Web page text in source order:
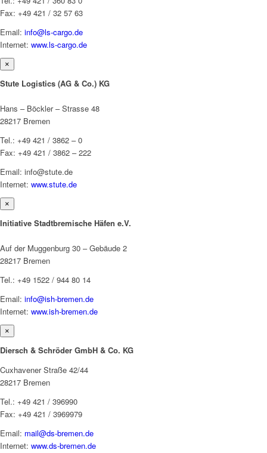
Fax: +49 421 / 32 57 63
Email: info@ls-cargo.de
Internet: www.ls-cargo.de
×
Stute Logistics (AG & Co.) KG
Hans – Böckler – Strasse 48
28217 Bremen
Tel.: +49 421 / 3862 – 0
Fax: +49 421 / 3862 – 222
Email: info@stute.de
Internet: www.stute.de
×
Initiative Stadtbremische Häfen e.V.
Auf der Muggenburg 30 – Gebäude 2
28217 Bremen
Tel.: +49 1522 / 944 80 14
Email: info@ish-bremen.de
Internet: www.ish-bremen.de
×
Diersch & Schröder GmbH & Co. KG
Cuxhavener Straße 42/44
28217 Bremen
Tel.: +49 421 / 396990
Fax: +49 421 / 3969979
Email: mail@ds-bremen.de
Internet: www.ds-bremen.de